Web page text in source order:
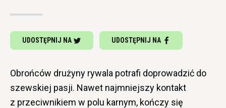
UDOSTĘPNIJ NA UDOSTĘPNIJ NA
Obrońców drużyny rywala potrafi doprowadzić do
szewskiej pasji. Nawet najmniejszy kontakt
z przeciwnikiem w polu karnym, kończy się